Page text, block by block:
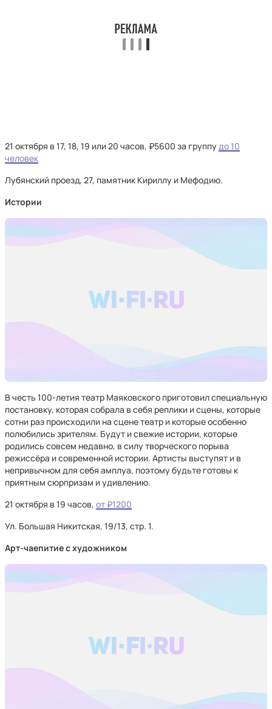
21 октября в 17, 18, 19 или 20 часов, ₽5600 за группудо 10
человек
Лубянский проезд, 27, памятник Кириллу и Мефодию.
Истории
В честь 100-летия театр Маяковского приготовил специальную
постановку, которая собрала в себя реплики и сцены, которые
сотни раз происходили на сцене театр и которые особенно
полюбились зрителям. Будут и свежие истории, которые
родились совсем недавно, в силу творческого порыва
режиссёра и современной истории. Артисты выступят и в
непривычном для себя амплуа, поэтому будьте готовы к
приятным сюрпризам и удивлению.
21 октября в 19 часов, от ₽1200
Ул. Большая Никитская, 19/13, стр. 1.
Арт-чаепитие с художником